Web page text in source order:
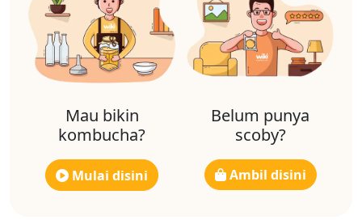
Mau bikin
kombucha?
Mulai disini
Belum punya
scoby?
Ambil disini